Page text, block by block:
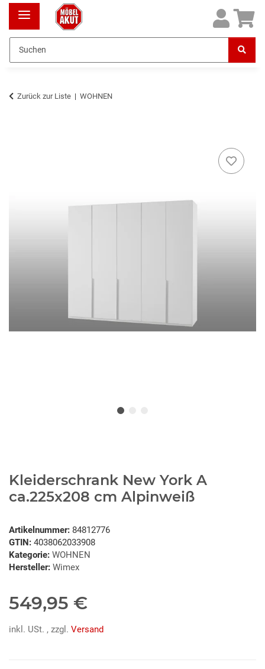
Zurück zur Liste WOHNEN
Kleiderschrank New York A
ca.225x208 cm Alpinweiß
Artikelnummer: 84812776
GTIN: 4038062033908
Kategorie: WOHNEN
Hersteller: Wimex
549,95 €
inkl. USt. , zzgl. Versand